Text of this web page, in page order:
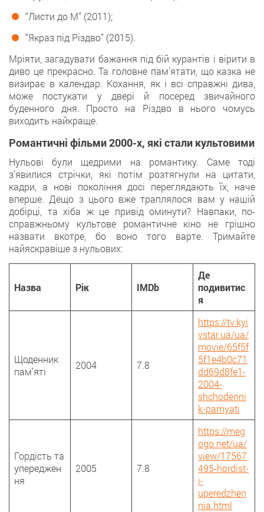
“Листи до М” (2011);
“Якраз під Різдво” (2015).
Мріяти, загадувати бажання під бій курантів і вірити в
диво це прекрасно. Та головне пам’ятати, що казка не
визирає в календар. Кохання, як і всі справжні дива,
може постукати у двері й посеред звичайного
буденного дня. Просто на Різдво в нього чомусь
виходить найкраще.
Романтичні фільми 2000-х, які стали культовими
Нульові були щедрими на романтику. Саме тоді
з’явилися стрічки, які потім розтягнули на цитати,
кадри, а нові покоління досі переглядають їх, наче
вперше. Дещо з цього вже траплялося вам у нашій
добірці, та хіба ж це привід оминути? Навпаки, по-
справжньому культове романтичне кіно не грішно
назвати вкотре, бо воно того варте. Тримайте
найяскравіше з нульових:
Назва Рік IMDb
Де
подивитис
я
Щоденник
пам’яті
2004 7.8
https://tv.kyi
vstar.ua/ua/
movie/65f5f
5f1e4b0c71
dd69d8fe1-
2004-
shchodenni
k-pamyati
Гордість та
упереджен
ня
2005 7.8
https://meg
ogo.net/ua/
view/17567
495-hordist-
i-
uperedzhen
nia.html